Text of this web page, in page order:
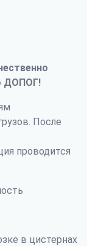
ДОПОГ!
После
проводится
в цистернах